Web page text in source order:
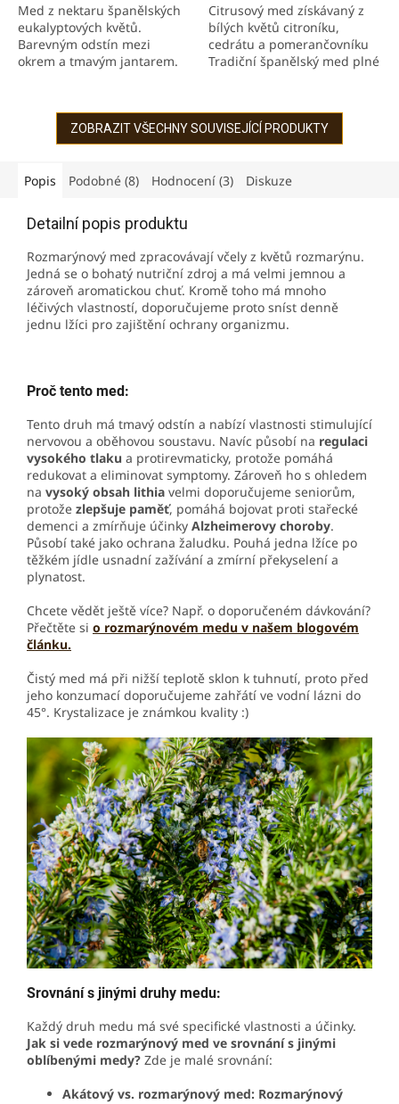
5
hvězdiček.
Med z nektaru španělských
eukalyptových květů.
Barevným odstín mezi
okrem a tmavým jantarem.
med prvotřídní kvality.
5
hvězdiček.
Citrusový med získávaný z
bílých květů citroníku,
cedrátu a pomerančovníku
Tradiční španělský med plné
příjemným aroma...
ZOBRAZIT VŠECHNY SOUVISEJÍCÍ PRODUKTY
Popis Podobné (8) Hodnocení (3) Diskuze
Detailní popis produktu
Rozmarýnový med zpracovávají včely z květů rozmarýnu.
Jedná se o bohatý nutriční zdroj a má velmi jemnou a
zároveň aromatickou chuť. Kromě toho má mnoho
léčivých vlastností, doporučujeme proto sníst denně
jednu lžíci pro zajištění ochrany organizmu.
Proč tento med:
Tento druh má tmavý odstín a nabízí vlastnosti stimulující
nervovou a oběhovou soustavu. Navíc působí na regulaci
vysokého tlaku a protirevmaticky, protože pomáhá
redukovat a eliminovat symptomy. Zároveň ho s ohledem
na vysoký obsah lithia velmi doporučujeme seniorům,
protože zlepšuje paměť, pomáhá bojovat proti stařecké
demenci a zmírňuje účinky Alzheimerovy choroby.
Působí také jako ochrana žaludku. Pouhá jedna lžíce po
těžkém jídle usnadní zažívání a zmírní překyselení a
plynatost.
Chcete vědět ještě více? Např. o doporučeném dávkování?
Přečtěte si o rozmarýnovém medu v našem blogovém
článku.
Čistý med má při nižší teplotě sklon k tuhnutí, proto před
jeho konzumací doporučujeme zahřátí ve vodní lázni do
45°. Krystalizace je známkou kvality :)
Srovnání s jinými druhy medu:
Každý druh medu má své specifické vlastnosti a účinky.
Jak si vede rozmarýnový med ve srovnání s jinými
oblíbenými medy? Zde je malé srovnání:
Akátový vs. rozmarýnový med: Rozmarýnový